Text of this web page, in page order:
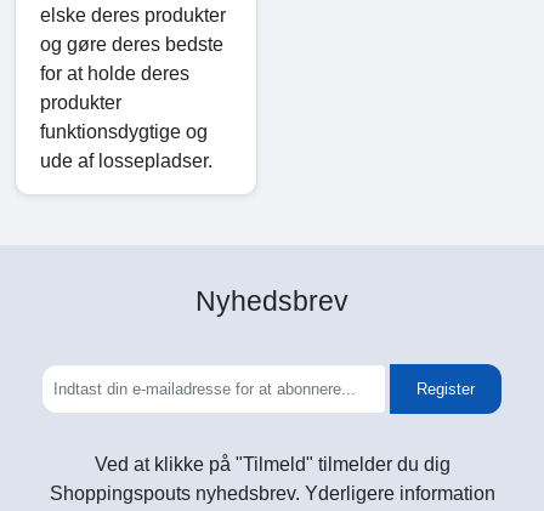
elske deres produkter
og gøre deres bedste
for at holde deres
produkter
funktionsdygtige og
ude af lossepladser.
Nyhedsbrev
Register
Ved at klikke på "Tilmeld" tilmelder du dig
Shoppingspouts nyhedsbrev. Yderligere information